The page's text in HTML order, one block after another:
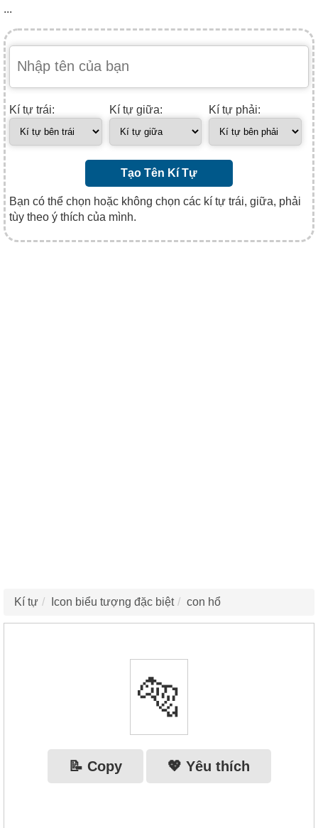
...
Kí tự trái: Kí tự giữa: Kí tự phải:
Tạo Tên Kí Tự
Bạn có thể chọn hoặc không chọn các kí tự trái, giữa, phải
tùy theo ý thích của mình.
Kí tự Icon biểu tượng đặc biệt con hổ
🐅
📝 Copy 💖 Yêu thích